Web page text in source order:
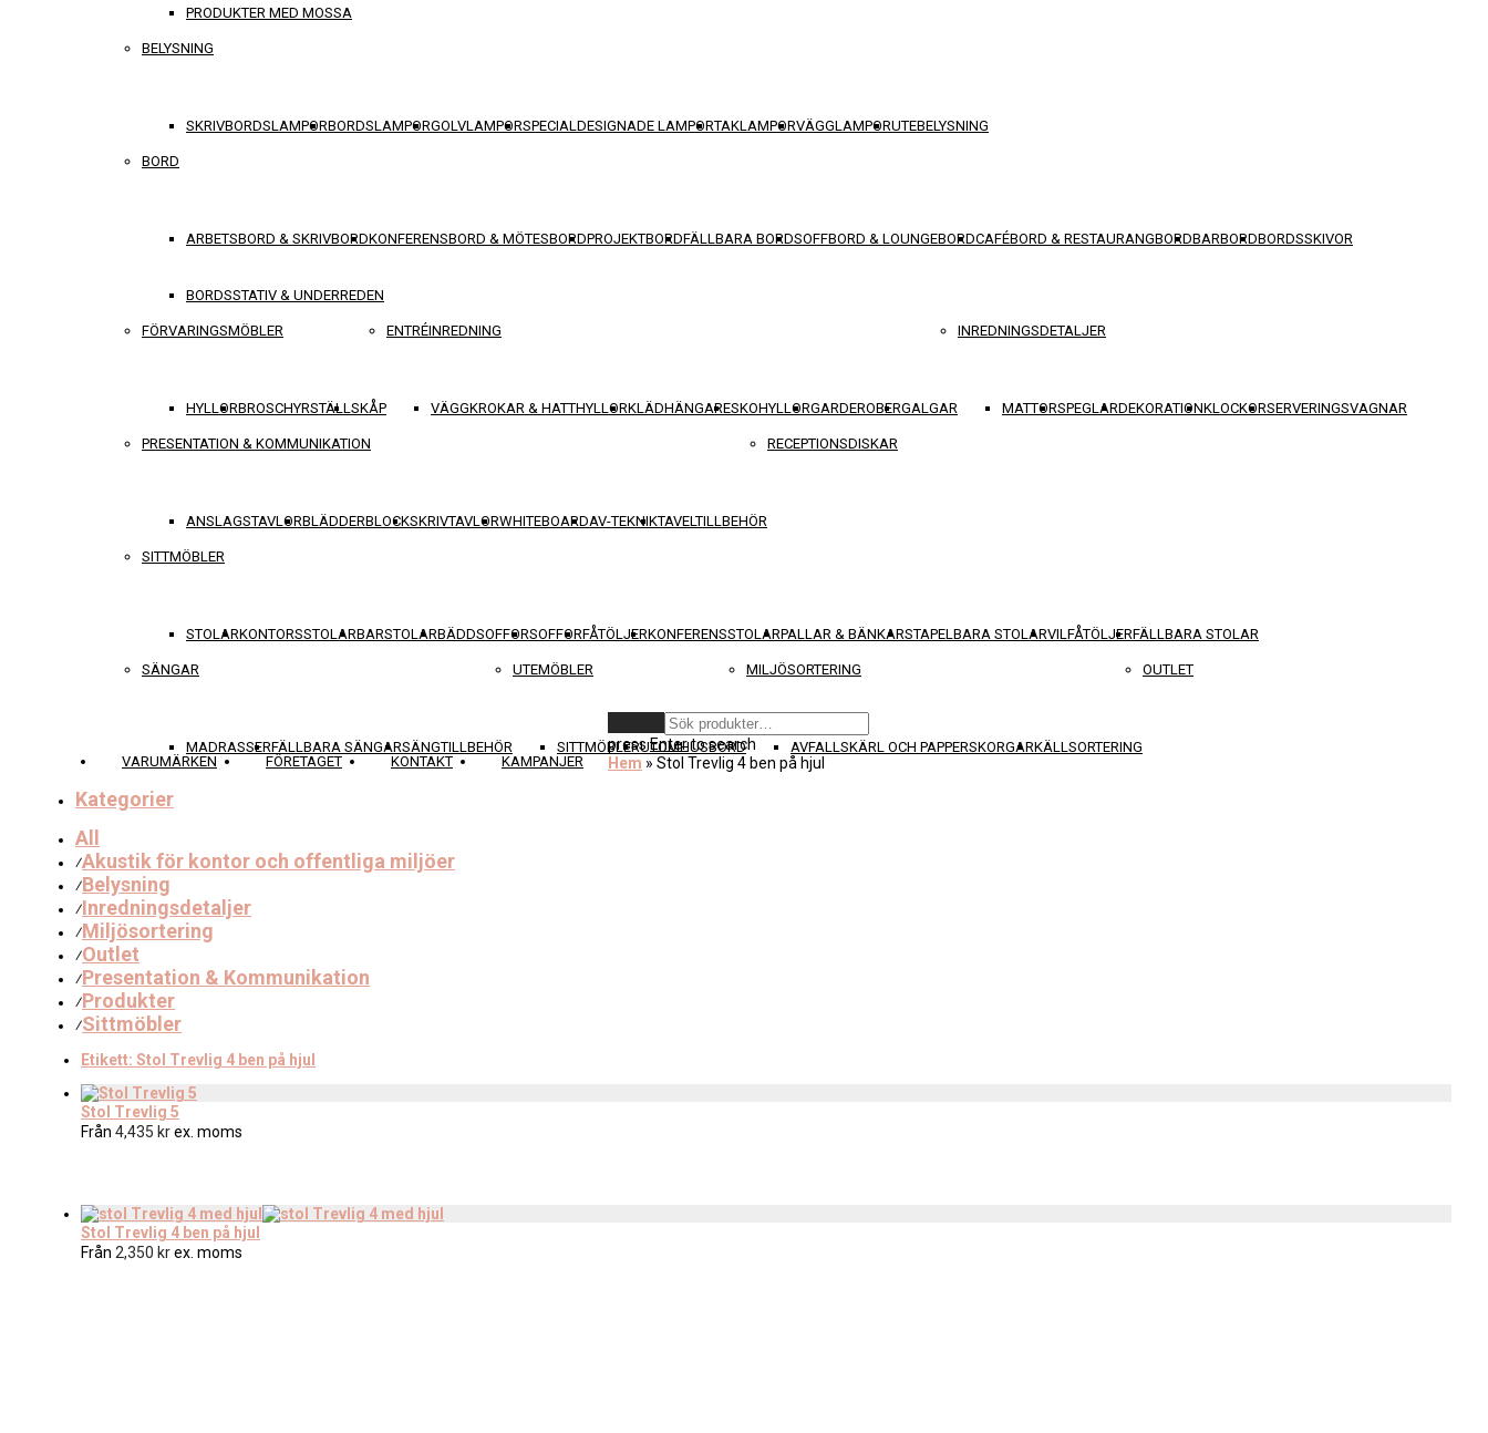
PRODUKTER MED MOSSA
BELYSNING
SKRIVBORDSLAMPORBORDSLAMPORGOLVLAMPORSPECIALDESIGNADE LAMPORTAKLAMPORVÄGGLAMPORUTEBELYSNING
BORD
ARBETSBORD & SKRIVBORDKONFERENSBORD & MÖTESBORDPROJEKTBORDFÄLLBARA BORDSOFFBORD & LOUNGEBORDCAFÉBORD & RESTAURANGBORDBARBORDBORDSSKIVOR
BORDSSTATIV & UNDERREDEN
FÖRVARINGSMÖBLER
HYLLORBROSCHYRSTÄLLSKÅP
ENTRÉINREDNING
VÄGGKROKAR & HATTHYLLORKLÄDHÄNGARESKOHYLLORGARDEROBERGALGAR
INREDNINGSDETALJER
MATTORSPEGLARDEKORATIONKLOCKORSERVERINGSVAGNAR
PRESENTATION & KOMMUNIKATION
ANSLAGSTAVLORBLÄDDERBLOCKSKRIVTAVLORWHITEBOARDAV-TEKNIKTAVELTILLBEHÖR
RECEPTIONSDISKAR
SITTMÖBLER
STOLARKONTORSSTOLARBARSTOLARBÄDDSOFFORSOFFORFÅTÖLJERKONFERENSSTOLARPALLAR & BÄNKARSTAPELBARA STOLARVILFÅTÖLJERFÄLLBARA STOLAR
SÄNGAR
MADRASSERFÄLLBARA SÄNGARSÄNGTILLBEHÖR
UTEMÖBLER
SITTMÖBLERUTOMHUSBORD
MILJÖSORTERING
AVFALLSKÄRL OCH PAPPERSKORGARKÄLLSORTERING
OUTLET
VARUMÄRKEN FÖRETAGET KONTAKT KAMPANJER
pressEnterto search
Hem » Stol Trevlig 4 ben på hjul
Kategorier
All
⁄Akustik för kontor och offentliga miljöer
⁄Belysning
⁄Inredningsdetaljer
⁄Miljösortering
⁄Outlet
⁄Presentation & Kommunikation
⁄Produkter
⁄Sittmöbler
Etikett: Stol Trevlig 4 ben på hjul
Stol Trevlig 5
Från 4,435 krex. moms
Stol Trevlig 4 ben på hjul
Från 2,350 krex. moms